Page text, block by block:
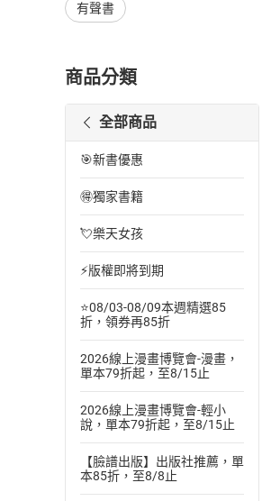
有聲書
商品分類
全部商品
🎯新書優惠
🉐獨家書籍
💘樂天女孩
⚡版權即將到期
⭐08/03-08/09本週精選85
折，領券再85折
2026線上漫畫博覽會-漫畫，
單本79折起，至8/15止
2026線上漫畫博覽會-輕小
說，單本79折起，至8/15止
【臉譜出版】出版社推薦，單
本85折，至8/8止